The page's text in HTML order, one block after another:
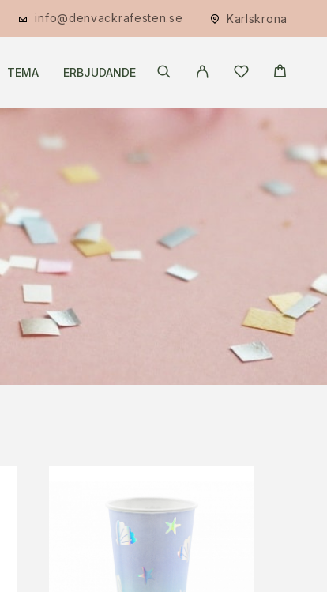
info@denvackrafesten.se Karlskrona
TEMA ERBJUDANDE